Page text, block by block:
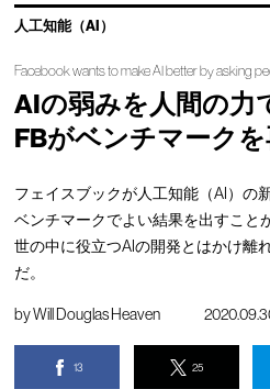
人工知能（AI）
Facebook wants to make AI better by asking
AIの弱みを人間の力
FBがベンチマークを
フェイスブックが人工知能（AI）の
ベンチマークでよい結果を出すこと
世の中に役立つAIの開発とはかけ離
だ。
byWill Douglas Heaven
13 25